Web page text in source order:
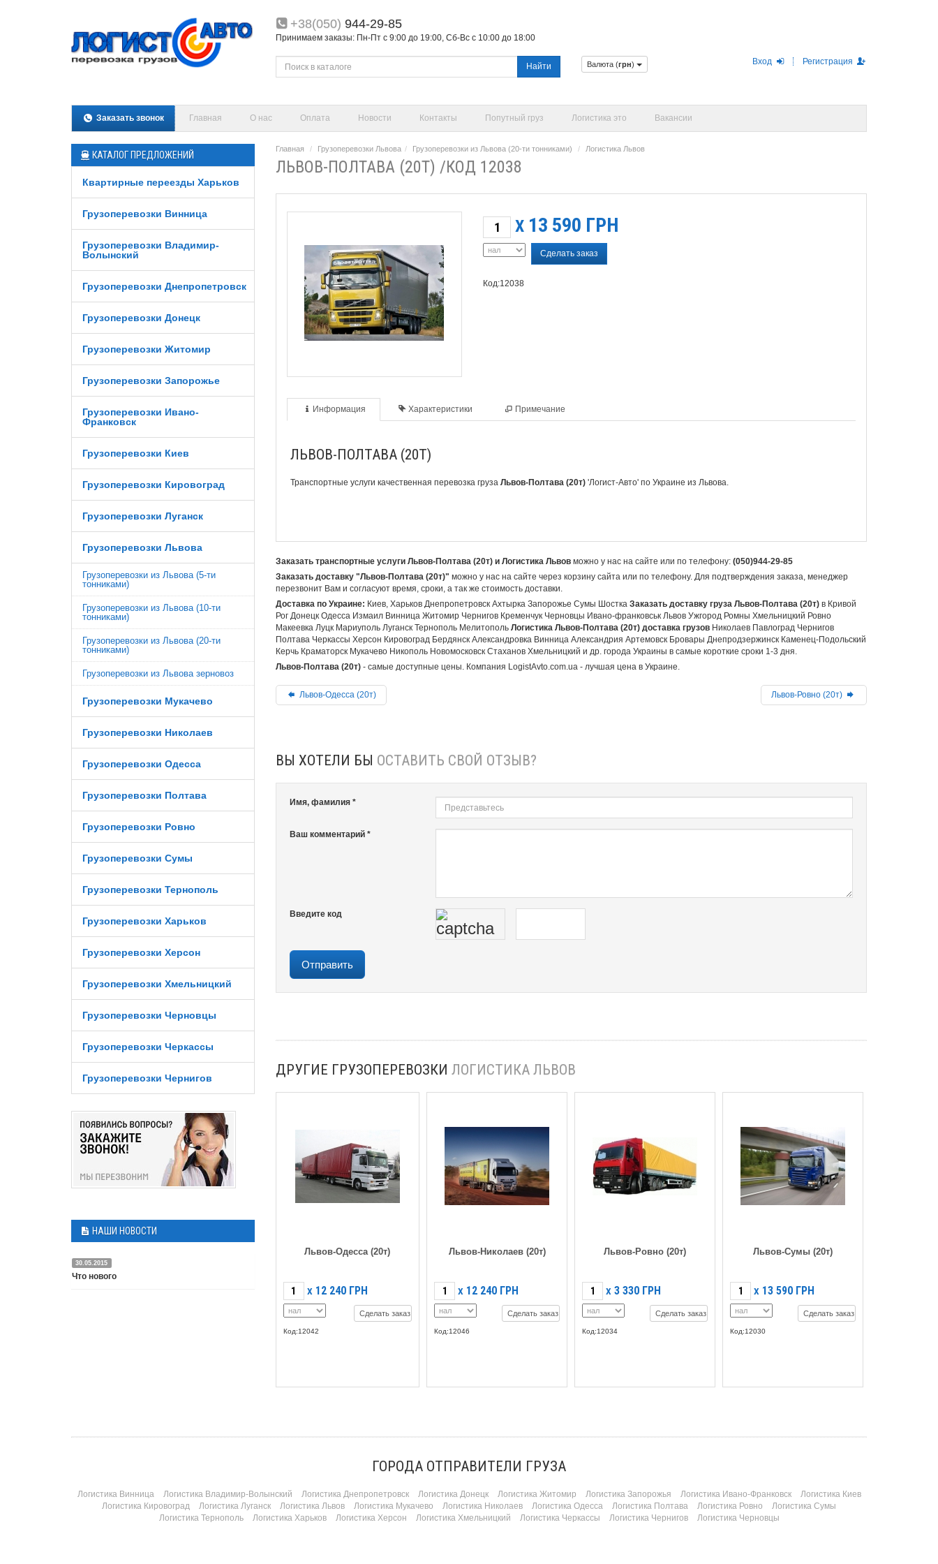
+38(050) 944-29-85
Принимаем заказы: Пн-Пт с 9:00 до 19:00, Сб-Вс с 10:00 до 18:00
Найти Вход Регистрация
Валюта (грн)
Заказать звонок Главная О нас Оплата Новости Контакты Попутный груз Логистика это Вакансии
КАТАЛОГ ПРЕДЛОЖЕНИЙ
Квартирные переезды Харьков
Грузоперевозки Винница
Грузоперевозки Владимир-
Волынский
Грузоперевозки Днепропетровск
Грузоперевозки Донецк
Грузоперевозки Житомир
Грузоперевозки Запорожье
Грузоперевозки Ивано-
Франковск
Грузоперевозки Киев
Грузоперевозки Кировоград
Грузоперевозки Луганск
Грузоперевозки Львова
Грузоперевозки из Львова (5-ти
тонниками)
Грузоперевозки из Львова (10-ти
тонниками)
Грузоперевозки из Львова (20-ти
тонниками)
Грузоперевозки из Львова зерновоз
Грузоперевозки Мукачево
Грузоперевозки Николаев
Грузоперевозки Одесса
Грузоперевозки Полтава
Грузоперевозки Ровно
Грузоперевозки Сумы
Грузоперевозки Тернополь
Грузоперевозки Харьков
Грузоперевозки Херсон
Грузоперевозки Хмельницкий
Грузоперевозки Черновцы
Грузоперевозки Черкассы
Грузоперевозки Чернигов
НАШИ НОВОСТИ
30.05.2015
Что нового
Главная Грузоперевозки Львова Грузоперевозки из Львова (20-ти тонниками) Логистика Львов
ЛЬВОВ-ПОЛТАВА (20Т) /КОД 12038
X 13 590 ГРН
Сделать заказ
Код:12038
Информация Характеристики Примечание
ЛЬВОВ-ПОЛТАВА (20Т)
Транспортные услуги качественная перевозка груза Львов-Полтава (20т) 'Логист-Авто' по Украине из Львова.
Заказать транспортные услуги Львов-Полтава (20т) и Логистика Львовможно у нас на сайте или по телефону: (050)944-29-85
Заказать доставку "Львов-Полтава (20т)" можно у нас на сайте через корзину сайта или по телефону. Для подтверждения заказа, менеджер
перезвонит Вам и согласуют время, сроки, а так же стоимость доставки.
Доставка по Украине: Киев, Харьков Днепропетровск Ахтырка Запорожье Сумы Шостка Заказать доставку груза Львов-Полтава (20т)в Кривой
Рог Донецк Одесса Измаил Винница Житомир Чернигов Кременчук Черновцы Ивано-франковськ Львов Ужгород Ромны Хмельницкий Ровно
Макеевка Луцк Мариуполь Луганск Тернополь Мелитополь Логистика Львов-Полтава (20т) доставка грузовНиколаев Павлоград Чернигов
Полтава Черкассы Херсон Кировоград Бердянск Александровка Винница Александрия Артемовск Бровары Днепродзержинск Каменец-Подольский
Керчь Краматорск Мукачево Никополь Новомосковск Стаханов Хмельницкий и др. города Украины в самые короткие сроки 1-3 дня.
Львов-Полтава (20т)- самые доступные цены. Компания LogistAvto.com.ua - лучшая цена в Украине.
Львов-Одесса (20т) Львов-Ровно (20т)
ВЫ ХОТЕЛИ БЫ ОСТАВИТЬ СВОЙ ОТЗЫВ?
Имя, фамилия *
Ваш комментарий *
Введите код
ДРУГИЕ ГРУЗОПЕРЕВОЗКИ ЛОГИСТИКА ЛЬВОВ
Львов-Одесса (20т)
X 12 240 ГРН
Сделать заказ
Код:12042
Львов-Николаев (20т)
X 12 240 ГРН
Сделать заказ
Код:12046
Львов-Ровно (20т)
X 3 330 ГРН
Сделать заказ
Код:12034
Львов-Сумы (20т)
X 13 590 ГРН
Сделать заказ
Код:12030
ГОРОДА ОТПРАВИТЕЛИ ГРУЗА
Логистика Винница Логистика Владимир-Волынский Логистика Днепропетровск Логистика Донецк Логистика Житомир Логистика Запорожья Логистика Ивано-Франковск
Логистика Киев
Логистика Кировоград
Логистика Луганск Логистика Львов Логистика Мукачево Логистика Николаев Логистика Одесса Логистика Полтава Логистика Ровно
Логистика Сумы
Логистика Тернополь
Логистика Харьков Логистика Херсон Логистика Хмельницкий Логистика Черкассы Логистика Чернигов Логистика Черновцы